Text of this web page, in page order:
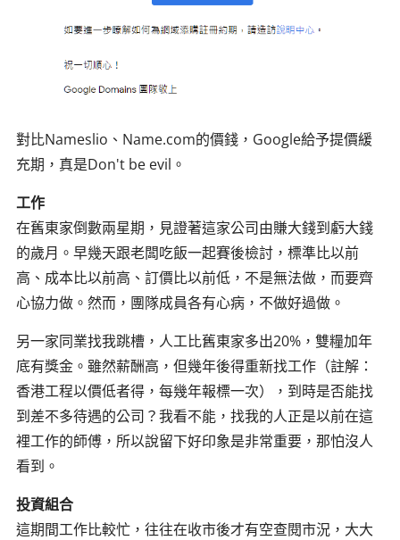
對比Nameslio、Name.com的價錢，Google給予提價緩
充期，真是Don't be evil。
工作
在舊東家倒數兩星期，見證著這家公司由賺大錢到虧大錢
的歲月。早幾天跟老闆吃飯一起賽後檢討，標準比以前
高、成本比以前高、訂價比以前低，不是無法做，而要齊
心協力做。然而，團隊成員各有心病，不做好過做。
另一家同業找我跳槽，人工比舊東家多出20%，雙糧加年
底有獎金。雖然薪酬高，但幾年後得重新找工作（註解：
香港工程以價低者得，每幾年報標一次），到時是否能找
到差不多待遇的公司？我看不能，找我的人正是以前在這
裡工作的師傅，所以說留下好印象是非常重要，那怕沒人
看到。
投資組合
這期間工作比較忙，往往在收市後才有空查閱市況，大大